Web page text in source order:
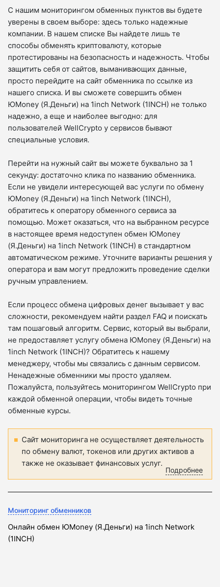
С нашим мониторингом обменных пунктов вы будете
уверены в своем выборе: здесь только надежные
компании. В нашем списке Вы найдете лишь те
способы обменять криптовалюту, которые
протестированы на безопасность и надежность. Чтобы
защитить себя от сайтов, выманивающих данные,
просто перейдите на сайт обменника по ссылке из
нашего списка. И вы сможете совершить обмен
ЮMoney (Я.Деньги) на 1inch Network (1INCH) не только
надежно, а еще и наиболее выгодно: для
пользователей WellCrypto у сервисов бывают
специальные условия.
Перейти на нужный сайт вы можете буквально за 1
секунду: достаточно клика по названию обменника.
Если не увидели интересующей вас услуги по обмену
ЮMoney (Я.Деньги) на 1inch Network (1INCH),
обратитесь к оператору обменного сервиса за
помощью. Может оказаться, что на выбранном ресурсе
в настоящее время недоступен обмен ЮMoney
(Я.Деньги) на 1inch Network (1INCH) в стандартном
автоматическом режиме. Уточните варианты решения у
оператора и вам могут предложить проведение сделки
ручным управлением.
Если процесс обмена цифровых денег вызывает у вас
сложности, рекомендуем найти раздел FAQ и поискать
там пошаговый алгоритм. Сервис, который вы выбрали,
не предоставляет услугу обмена ЮMoney (Я.Деньги) на
1inch Network (1INCH)? Обратитесь к нашему
менеджеру, чтобы мы связались с данным сервисом.
Ненадежные обменники мы просто удаляем.
Пожалуйста, пользуйтесь мониторингом WellCrypto при
каждой обменной операции, чтобы видеть точные
обменные курсы.
Сайт мониторинга не осуществляет деятельность
по обмену валют, токенов или других активов а
также не оказывает финансовых услуг.
Подробнее
Мониторинг обменников
Онлайн обмен ЮMoney (Я.Деньги) на 1inch Network
(1INCH)